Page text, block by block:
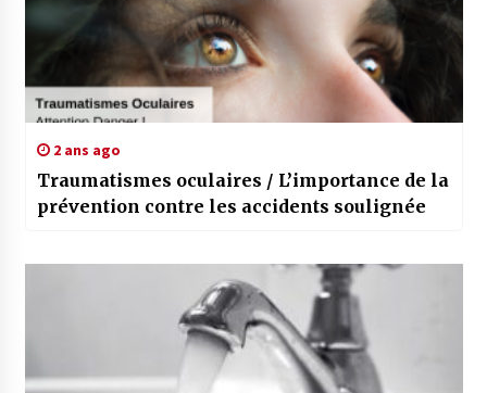
2 ans ago
Traumatismes oculaires / L’importance de la
prévention contre les accidents soulignée